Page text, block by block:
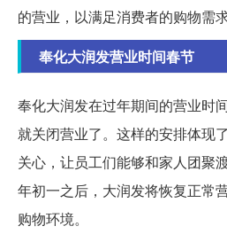
的营业，以满足消费者的购物需求
奉化大润发营业时间春节
奉化大润发在过年期间的营业时
就关闭营业了。这样的安排体现
关心，让员工们能够和家人团聚
年初一之后，大润发将恢复正常
购物环境。